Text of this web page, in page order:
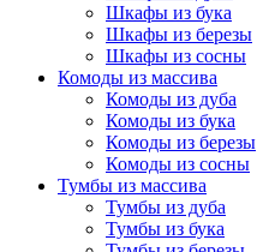
Шкафы из бука
Шкафы из березы
Шкафы из сосны
Комоды из массива
Комоды из дуба
Комоды из бука
Комоды из березы
Комоды из сосны
Тумбы из массива
Тумбы из дуба
Тумбы из бука